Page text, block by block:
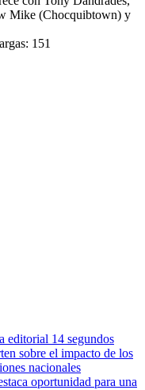
Mike (Chocquibtown) y
151
editorial 14 segundos
sobre el impacto de los
nacionales
oportunidad para una